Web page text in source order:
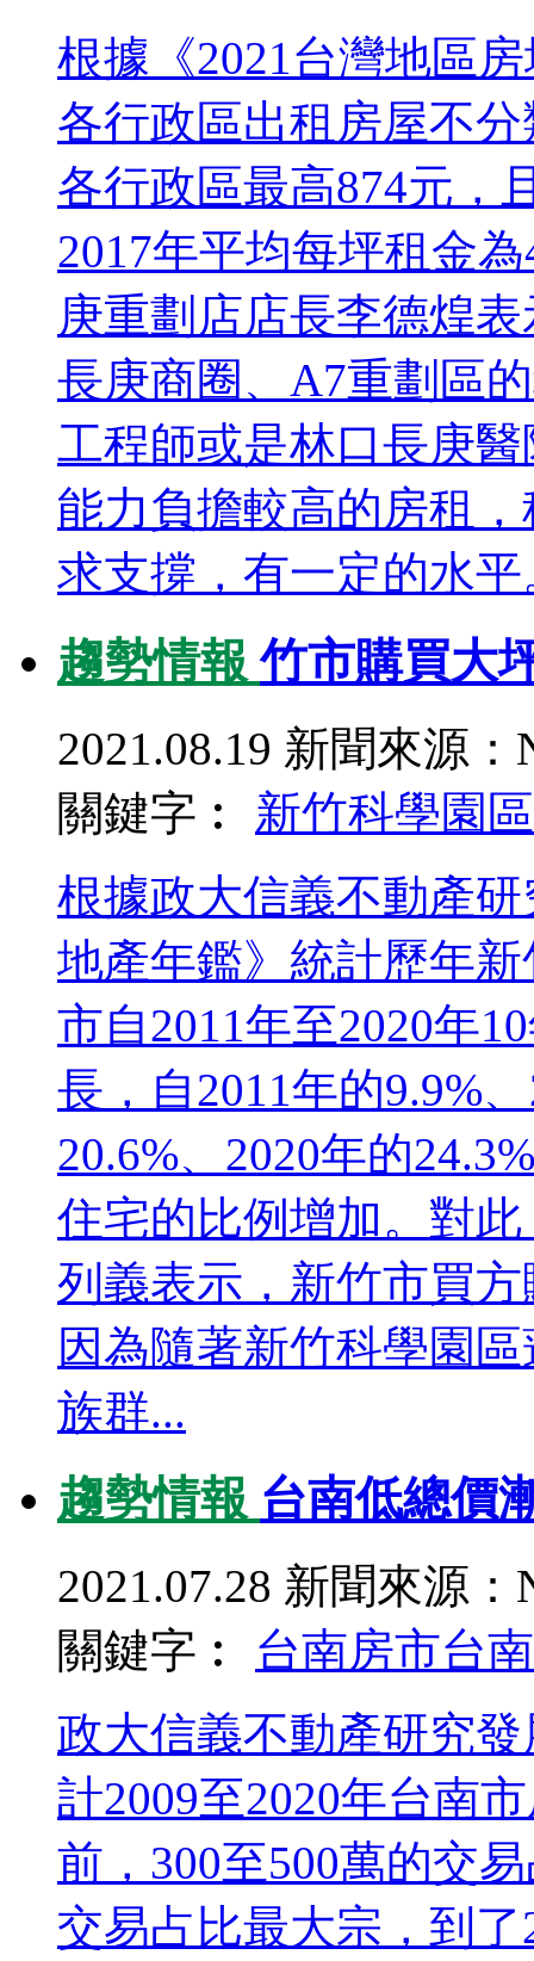
根據《2021台灣地區
各行政區出租房屋不
各行政區最高874元，
2017年平均每坪租金
庚重劃店店長李德煌
長庚商圈、A7重劃區
工程師或是林口長庚
能力負擔較高的房租
求支撐，有一定的水平
趨勢情報竹市購買大
2021.08.19 新聞來源：
關鍵字︰ 新竹科學園區
根據政大信義不動產
地產年鑑》統計歷年
市自2011年至2020年
長，自2011年的9.9%
20.6%、2020年的
住宅的比例增加。對
列義表示，新竹市買
因為隨著新竹科學園
族群...
趨勢情報 台南低總價
2021.07.28 新聞來源：
關鍵字︰ 台南房市台
政大信義不動產研究
計2009至2020年台南
前，300至500萬的交
交易占比最大宗，到